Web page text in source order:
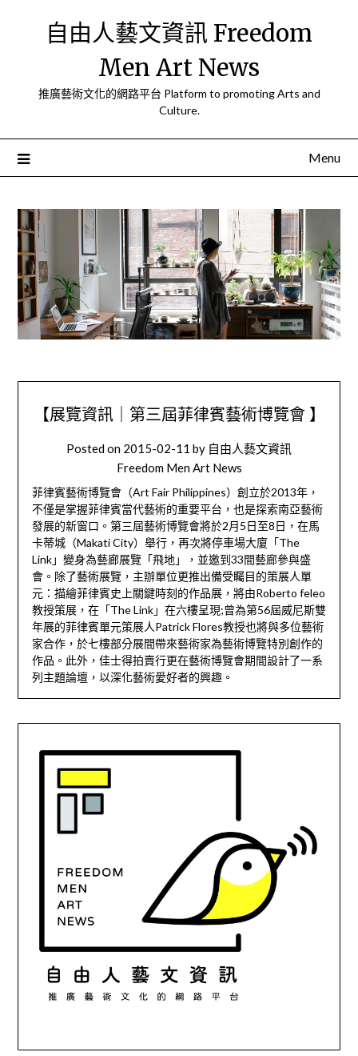
自由人藝文資訊 Freedom
Men Art News
推廣藝術文化的網路平台 Platform to promoting Arts and
Culture.
Menu
【展覽資訊｜第三屆菲律賓藝術博覽會 】
Posted on 2015-02-11 by 自由人藝文資訊
Freedom Men Art News
菲律賓藝術博覽會（Art Fair Philippines）創立於2013年，
不僅是掌握菲律賓當代藝術的重要平台，也是探索南亞藝術
發展的新窗口。第三屆藝術博覽會將於2月5日至8日，在馬
卡蒂城（Makati City）舉行，再次將停車場大廈「The
Link」變身為藝廊展覽「飛地」，並邀到33間藝廊參與盛
會。除了藝術展覽，主辦單位更推出備受矚目的策展人單
元：描繪菲律賓史上關鍵時刻的作品展，將由Roberto feleo
教授策展，在「The Link」在六樓呈現;曾為第56屆威尼斯雙
年展的菲律賓單元策展人Patrick Flores教授也將與多位藝術
家合作，於七樓部分展間帶來藝術家為藝術博覽特別創作的
作品。此外，佳士得拍賣行更在藝術博覽會期間設計了一系
列主題論壇，以深化藝術愛好者的興趣。